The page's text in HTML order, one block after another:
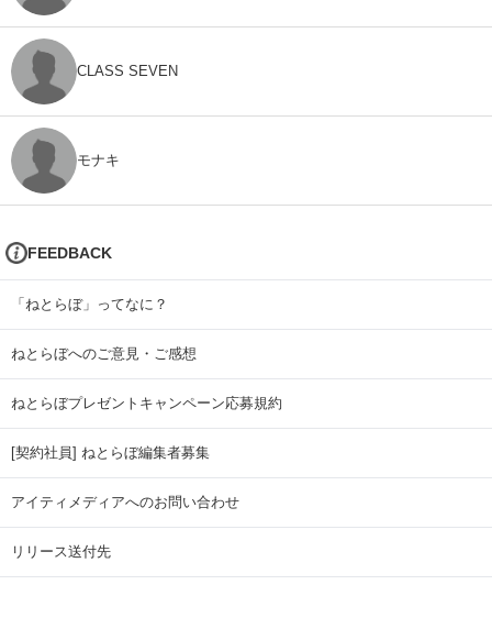
CLASS SEVEN
モナキ
FEEDBACK
「ねとらぼ」ってなに？
ねとらぼへのご意見・ご感想
ねとらぼプレゼントキャンペーン応募規約
[契約社員] ねとらぼ編集者募集
アイティメディアへのお問い合わせ
リリース送付先